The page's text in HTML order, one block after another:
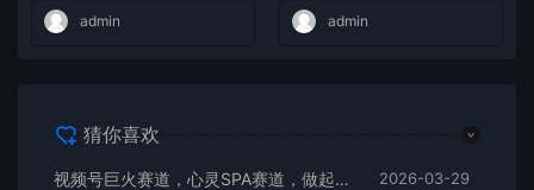
admin admin
猜你喜欢
视频号巨火赛道，心灵SPA赛道，做起来超简单，每天收益800+ 2026-03-29